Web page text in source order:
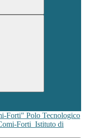
Polo Tecnologico
Forti Istituto di